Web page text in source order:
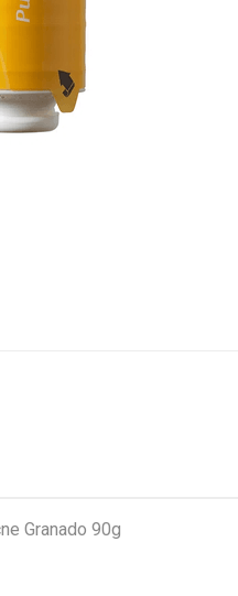
Granado 90g